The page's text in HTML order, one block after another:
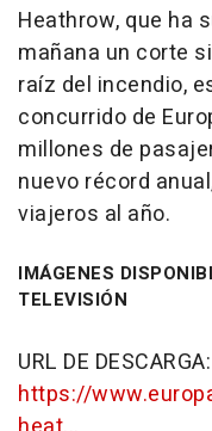
Heathrow, que ha
mañana un corte
raíz del incendio,
concurrido de
millones de
nuevo récord
viajeros al año.
IMÁGENES
TELEVISIÓN
URL DE DESCARGA:
https://